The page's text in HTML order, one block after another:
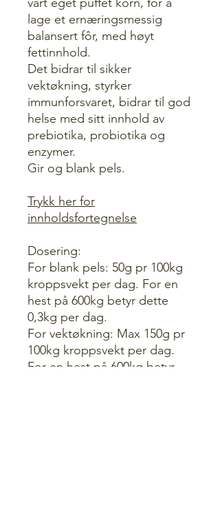
lage et ernæringsmessig
balansert fôr, med høyt
fettinnhold.
Det bidrar til sikker
vektøkning, styrker
immunforsvaret, bidrar til god
helse med sitt innhold av
prebiotika, probiotika og
enzymer.
Gir og blank pels.
Trykk her for
innholdsfortegnelse
Dosering:
For blank pels: 50g pr 100kg
kroppsvekt per dag. For en
hest på 600kg betyr dette
0,3kg per dag.
For vektøkning: Max 150g pr
100kg kroppsvekt per dag.
For en hest på 600kg betyr